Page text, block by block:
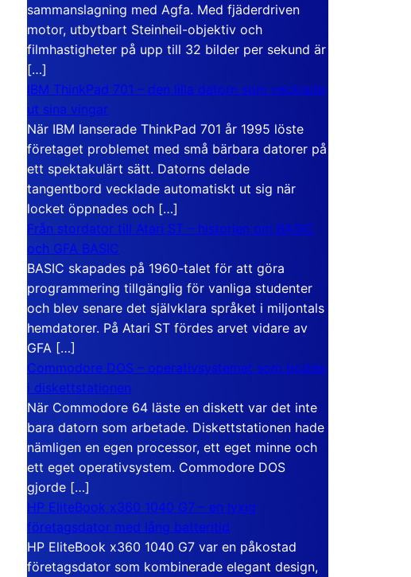
sammanslagning med Agfa. Med fjäderdriven
motor, utbytbart Steinheil-objektiv och
filmhastigheter på upp till 32 bilder per sekund är
[…]
IBM ThinkPad 701 – den lilla datorn som vecklade
ut sina vingar
När IBM lanserade ThinkPad 701 år 1995 löste
företaget problemet med små bärbara datorer på
ett spektakulärt sätt. Datorns delade
tangentbord vecklade automatiskt ut sig när
locket öppnades och […]
Från stordator till Atari ST – historien om BASIC
och GFA BASIC
BASIC skapades på 1960-talet för att göra
programmering tillgänglig för vanliga studenter
och blev senare det självklara språket i miljontals
hemdatorer. På Atari ST fördes arvet vidare av
GFA […]
Commodore DOS – operativsystemet som bodde
i diskettstationen
När Commodore 64 läste en diskett var det inte
bara datorn som arbetade. Diskettstationen hade
nämligen en egen processor, ett eget minne och
ett eget operativsystem. Commodore DOS
gjorde […]
HP EliteBook x360 1040 G7 – en lyxig
företagsdator med lång batteritid
HP EliteBook x360 1040 G7 var en påkostad
företagsdator som kombinerade elegant design,